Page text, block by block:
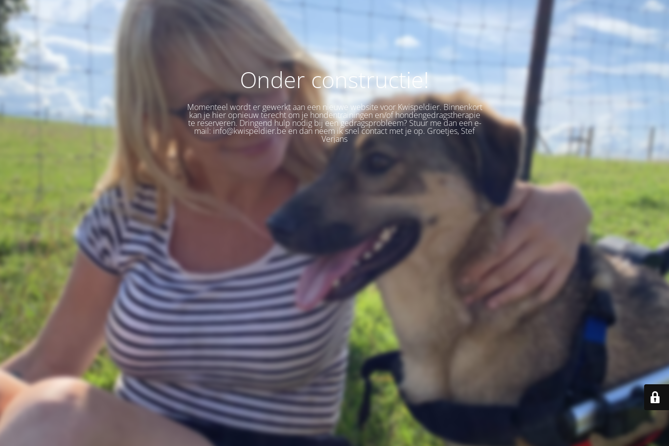
Onder constructie!
Momenteel wordt er gewerkt aan een nieuwe website voor Kwispeldier. Binnenkort
kan je hier opnieuw terecht om je hondentrainingen en/of hondengedragstherapie
te reserveren. Dringend hulp nodig bij een gedragsprobleem? Stuur me dan een e-
mail: info@kwispeldier.be en dan neem ik snel contact met je op. Groetjes, Stef
Verjans